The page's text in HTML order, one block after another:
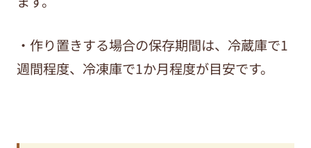
・作り置きする場合の保存期間は、冷蔵庫で1
週間程度、冷凍庫で1か月程度が目安です。